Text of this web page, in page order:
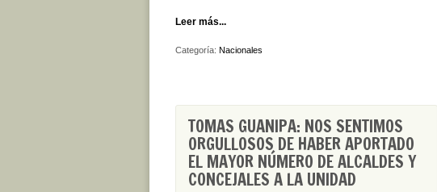
Leer más...
Categoría: Nacionales
TOMAS GUANIPA: NOS SENTIMOS
ORGULLOSOS DE HABER APORTADO
EL MAYOR NÚMERO DE ALCALDES Y
CONCEJALES A LA UNIDAD